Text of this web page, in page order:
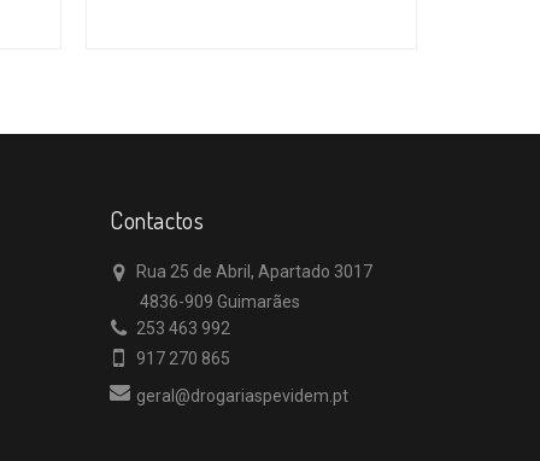
Contactos
Rua 25 de Abril, Apartado 3017
4836-909 Guimarães
253 463 992
917 270 865
geral@drogariaspevidem.pt